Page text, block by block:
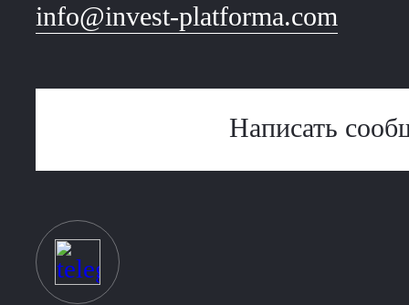
info@invest-platforma.com
Написать